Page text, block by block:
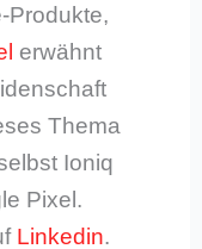
Produkte,
erwähnt
Thema
Ioniq
Pixel.
Linkedin.